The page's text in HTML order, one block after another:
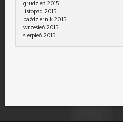
grudzień 2015
listopad 2015
październik 2015
wrzesień 2015
sierpień 2015